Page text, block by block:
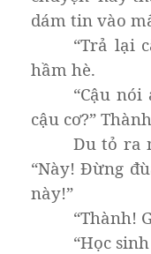
dám tin vào
“Trả lại
hầm hè.
“Cậu
cậu cơ?”
Du tỏ ra
“Này! Đừng
này!”
“Thành!
“Học